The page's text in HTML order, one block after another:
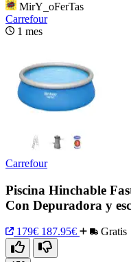
MirY_oFerTas
Carrefour
1 mes
Carrefour
Piscina Hinchable
Con Depuradora y
179€ 187.95€ Gratis